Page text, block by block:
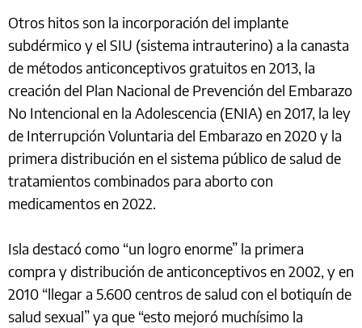
Otros hitos son la incorporación del implante
subdérmico y el SIU (sistema intrauterino) a la canasta
de métodos anticonceptivos gratuitos en 2013, la
creación del Plan Nacional de Prevención del Embarazo
No Intencional en la Adolescencia (ENIA) en 2017, la ley
de Interrupción Voluntaria del Embarazo en 2020 y la
primera distribución en el sistema público de salud de
tratamientos combinados para aborto con
medicamentos en 2022.
Isla destacó como “un logro enorme” la primera
compra y distribución de anticonceptivos en 2002, y en
2010 “llegar a 5.600 centros de salud con el botiquín de
salud sexual” ya que “esto mejoró muchísimo la